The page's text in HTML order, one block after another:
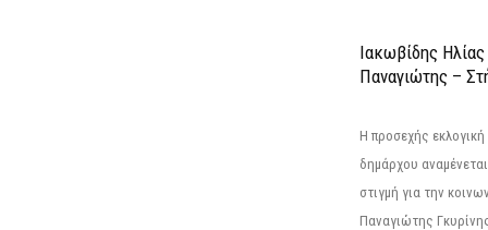
Ιακωβίδης
Παναγιώτης –
Η προσεχής
δημάρχου
στιγμή για την
Παναγιώτης